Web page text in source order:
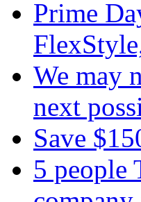
Prime
We may
next
Save
5 people